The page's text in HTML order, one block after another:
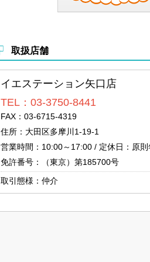
取扱店舗
イエステーション矢口店
TEL：03-3750-8441
FAX：03-6715-4319
住所：大田区多摩川1-19-1
営業時間：10:00～17:00 / 定休日：原
免許番号：（東京）第185700号
取引態様：仲介